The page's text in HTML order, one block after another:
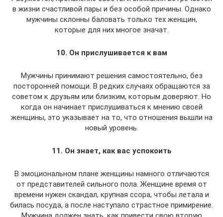
в жизни счастливой пары и без особой причины. Однако
мужчины склонны баловать только тех женщин,
которые для них многое значат.
10. Он прислушивается к вам
Мужчины принимают решения самостоятельно, без
посторонней помощи. В редких случаях обращаются за
советом к друзьям или близким, которым доверяют. Но
когда он начинает прислушиваться к мнению своей
женщины, это указывает на то, что отношения вышли на
новый уровень.
11. Он знает, как вас успокоить
В эмоциональном плане женщины намного отличаются
от представителей сильного пола. Женщине время от
времени нужен скандал, крупная ссора, чтобы летала и
билась посуда, а после наступало страстное примирение.